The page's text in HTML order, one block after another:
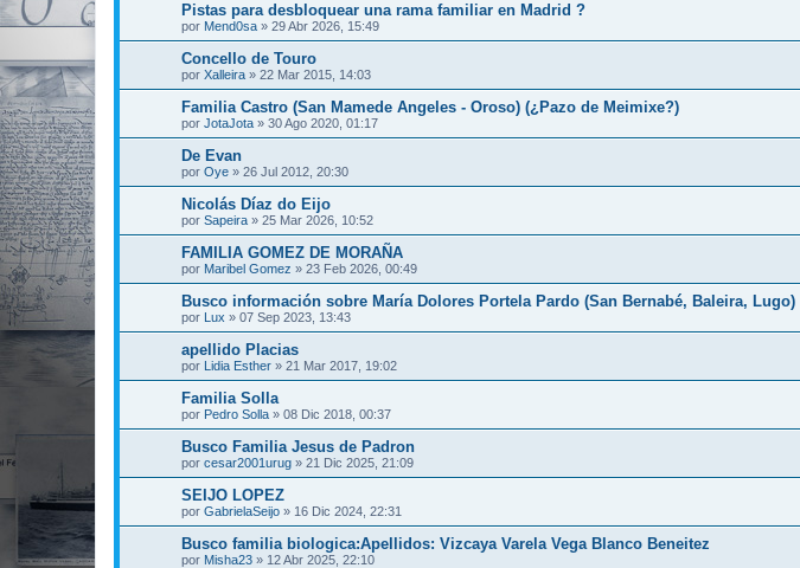
Pistas para desbloquear una rama familiar en Madrid ?
por Mend0sa » 29 Abr 2026, 15:49
Concello de Touro
por Xalleira » 22 Mar 2015, 14:03
Familia Castro (San Mamede Angeles - Oroso) (¿Pazo de Meimixe?)
por JotaJota » 30 Ago 2020, 01:17
De Evan
por Oye » 26 Jul 2012, 20:30
Nicolás Díaz do Eijo
por Sapeira » 25 Mar 2026, 10:52
FAMILIA GOMEZ DE MORAÑA
por Maribel Gomez » 23 Feb 2026, 00:49
Busco información sobre María Dolores Portela Pardo (San Bernabé, Baleira, Lugo)
por Lux » 07 Sep 2023, 13:43
apellido Placias
por Lidia Esther » 21 Mar 2017, 19:02
Familia Solla
por Pedro Solla » 08 Dic 2018, 00:37
Busco Familia Jesus de Padron
por cesar2001urug » 21 Dic 2025, 21:09
SEIJO LOPEZ
por GabrielaSeijo » 16 Dic 2024, 22:31
Busco familia biologica:Apellidos: Vizcaya Varela Vega Blanco Beneitez
por Misha23 » 12 Abr 2025, 22:10